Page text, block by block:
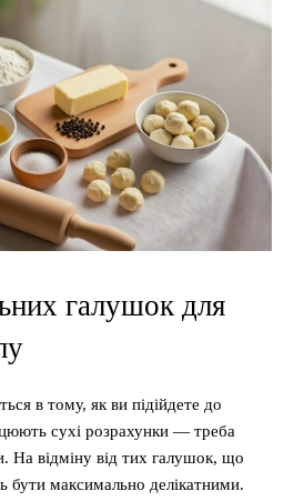
галушок для
в тому, як ви підійдете до
сухі розрахунки — треба
На відміну від тих галушок, що
бути максимально делікатними.